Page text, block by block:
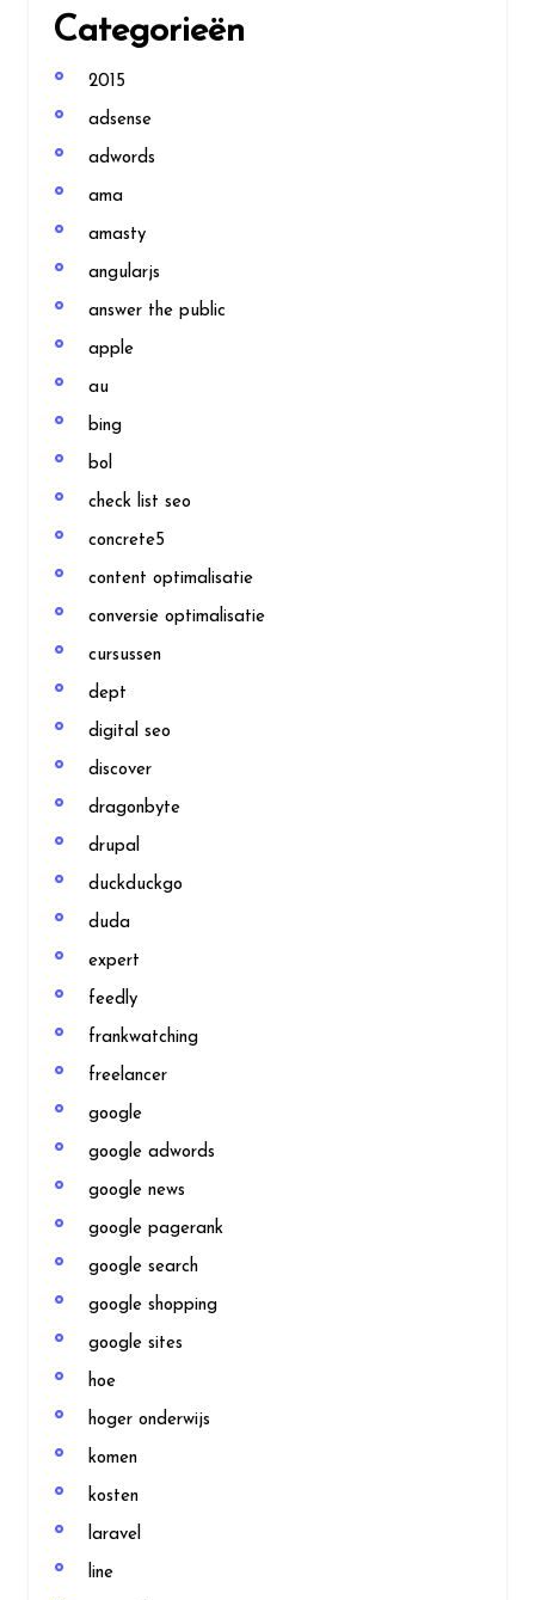
Categorieën
2015
adsense
adwords
ama
amasty
angularjs
answer the public
apple
au
bing
bol
check list seo
concrete5
content optimalisatie
conversie optimalisatie
cursussen
dept
digital seo
discover
dragonbyte
drupal
duckduckgo
duda
expert
feedly
frankwatching
freelancer
google
google adwords
google news
google pagerank
google search
google shopping
google sites
hoe
hoger onderwijs
komen
kosten
laravel
line